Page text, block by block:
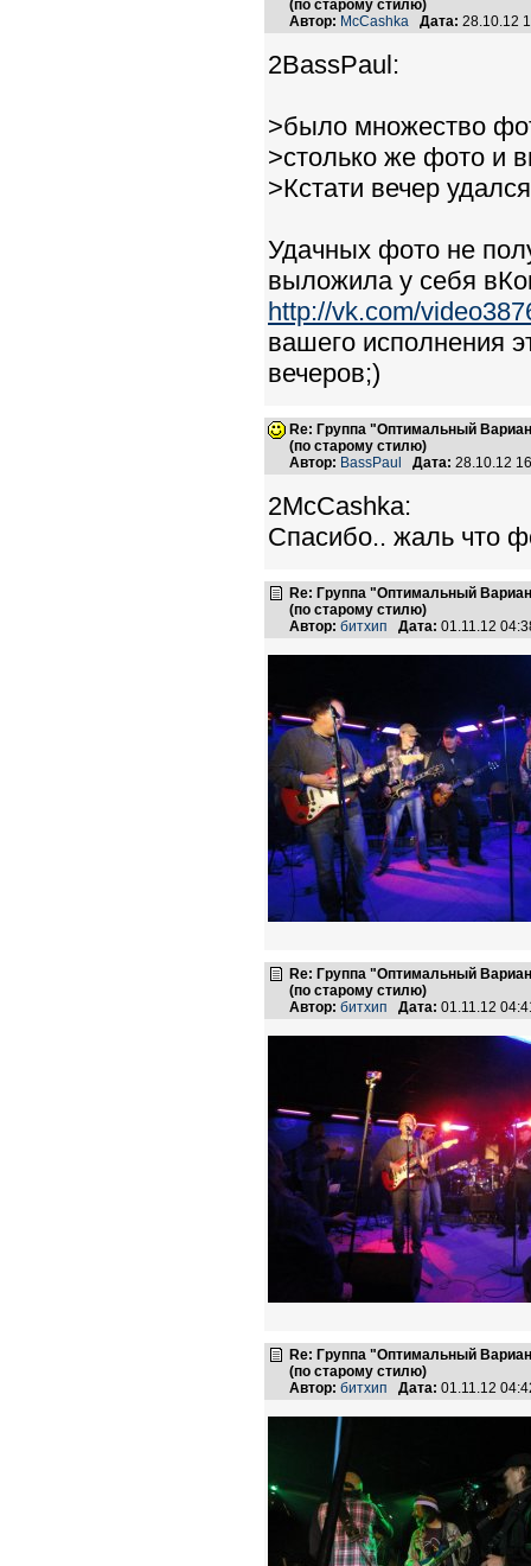
(по старому стилю)
Автор: McCashka Дата: 28.10.12
2BassPaul:
>было множество
>столько же фото и
>Кстати вечер
Удачных фото не
выложила у себя
http://vk.com/
вашего исполнения
вечеров;)
Re: Группа "Оптимальный
(по старому стилю)
Автор: BassPaul Дата: 28.10.12
2McCashka:
Спасибо.. жаль что
Re: Группа "Оптимальный
(по старому стилю)
Автор: битхип Дата: 01.11.12
Re: Группа "Оптимальный
(по старому стилю)
Автор: битхип Дата: 01.11.12
Re: Группа "Оптимальный
(по старому стилю)
Автор: битхип Дата: 01.11.12